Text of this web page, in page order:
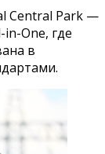
Central Park —
One, где
в